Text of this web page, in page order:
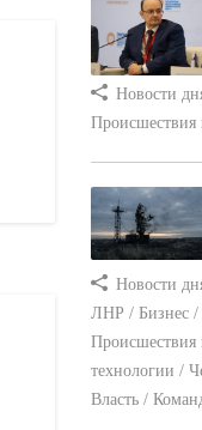
Новости
Новости
ЛНР / Бизнес
технологии /
Власть /